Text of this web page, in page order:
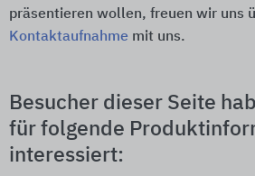
präsentieren wollen, freuen wir uns
Kontaktaufnahme mit uns.
Besucher dieser Seite
für folgende
interessiert: